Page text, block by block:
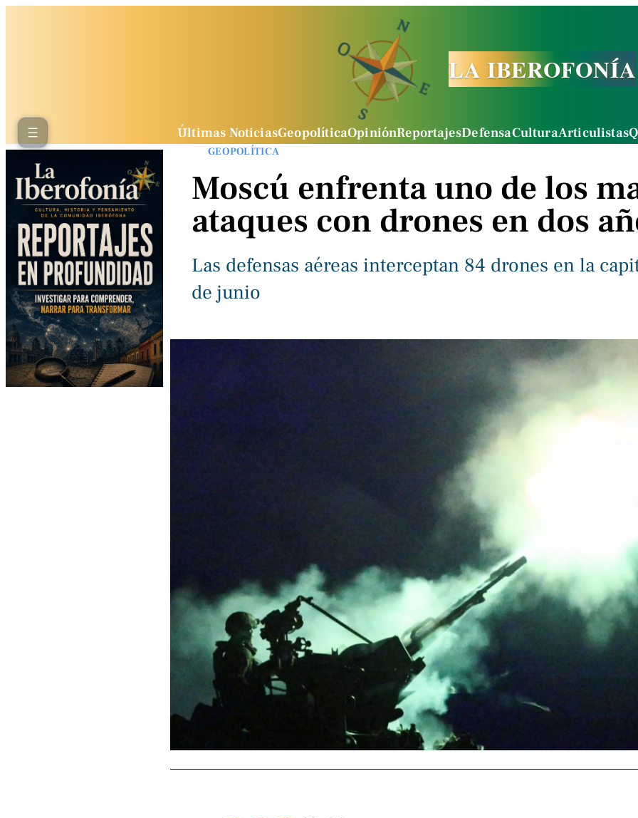
LA IBEROFONÍA
Últimas NoticiasGeopolíticaOpiniónReportajesDefensaCulturaArticulistas
GEOPOLÍTICA
Moscú enfrenta uno de los
ataques con drones en dos
Las defensas aéreas interceptan 84 drones en la
de junio